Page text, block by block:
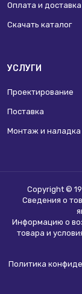
Оплата и доставка
Скачать каталог
УСЛУГИ
Проектирование
Поставка
Монтаж и наладка
Copyright ©
Сведения о
Информацию о
товара и
Политика